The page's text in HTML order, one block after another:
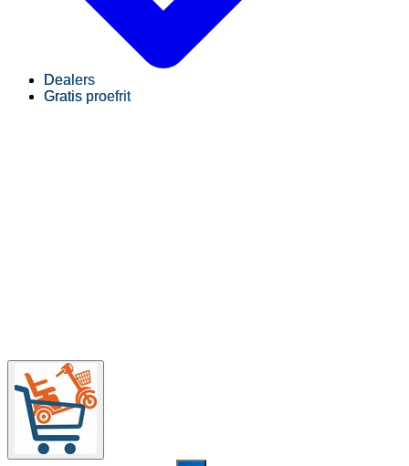
Dealers
Gratis proefrit